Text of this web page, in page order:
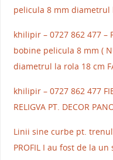
pelicula 8 mm diametrul
khilipir – 0727 862 477 –
bobine pelicula 8 mm (
diametrul la rola 18 cm
khilipir – 0727 862 477
RELIGVA PT. DECOR
Linii sine curbe pt.
PROFIL I au fost de la un